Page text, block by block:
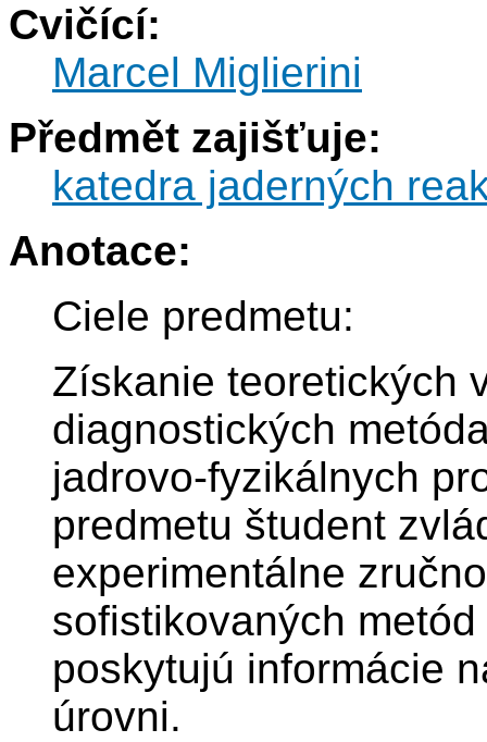
Cvičící:
Marcel Miglierini
Předmět zajišťuje:
katedra jaderných
Anotace:
Ciele predmetu:
Získanie teoretických
diagnostických
jadrovo-fyzikálnych
predmetu študent
experimentálne
sofistikovaných
poskytujú informácie
úrovni.